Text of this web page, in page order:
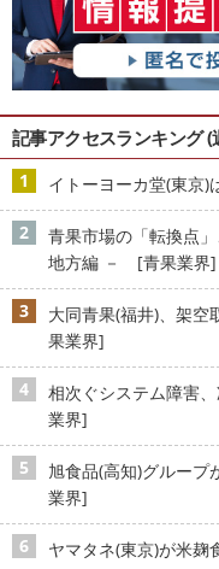
記事アクセスランキング (
イトーヨーカ堂(東京
青果市場の「転換点
地方編 － [青果業界]
大同青果(福井)、架
果業界]
相次ぐシステム障害
業界]
旭食品(高知)グルー
業界]
ヤマタネ(東京)が米